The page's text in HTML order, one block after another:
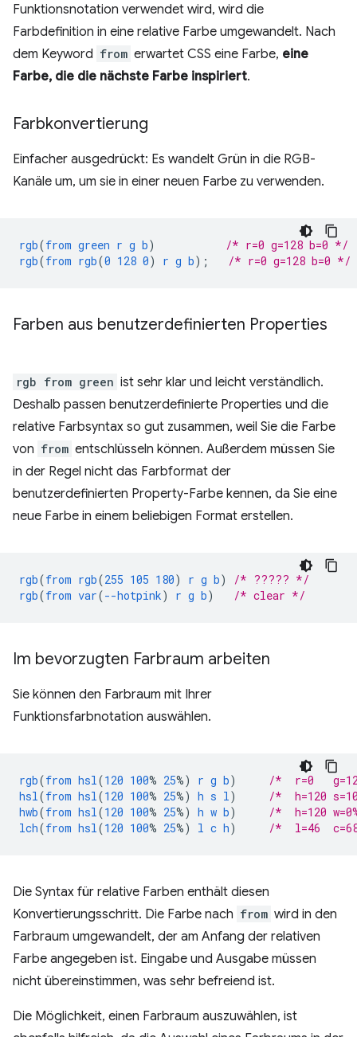
Funktionsnotation verwendet wird, wird die
Farbdefinition in eine relative Farbe umgewandelt. Nach
dem Keyword from erwartet CSS eine Farbe, eine
Farbe, die die nächste Farbe inspiriert.
Farbkonvertierung
Einfacher ausgedrückt: Es wandelt Grün in die RGB-
Kanäle um, um sie in einer neuen Farbe zu verwenden.
rgb(from green r g b)
/* r=0 g=128 b=0 */
rgb(from rgb(0 128 0) r g b); /* r=0 g=128 b=0 */
Farben aus benutzerdefinierten Properties
rgb from green ist sehr klar und leicht verständlich.
Deshalb passen benutzerdefinierte Properties und die
relative Farbsyntax so gut zusammen, weil Sie die Farbe
von from entschlüsseln können. Außerdem müssen Sie
in der Regel nicht das Farbformat der
benutzerdefinierten Property-Farbe kennen, da Sie eine
neue Farbe in einem beliebigen Format erstellen.
rgb(from rgb(255 105 180) r g b)
/* ????? */
rgb(from var(--hotpink) r g b) /* clear */
Im bevorzugten Farbraum arbeiten
Sie können den Farbraum mit Ihrer
Funktionsfarbnotation auswählen.
rgb(from hsl (120 100% 25%) r g b)
/*  r=0
hsl (from hsl (120 100% 25%) h s l )
/*  h=120
hwb(from hsl (120 100% 25%) h w b)
/*  h=120
lch(from hsl (120 100% 25%) l c h) /*  l=46
Die Syntax für relative Farben enthält diesen
Konvertierungsschritt. Die Farbe nach from wird in den
Farbraum umgewandelt, der am Anfang der relativen
Farbe angegeben ist. Eingabe und Ausgabe müssen
nicht übereinstimmen, was sehr befreiend ist.
Die Möglichkeit, einen Farbraum auszuwählen, ist